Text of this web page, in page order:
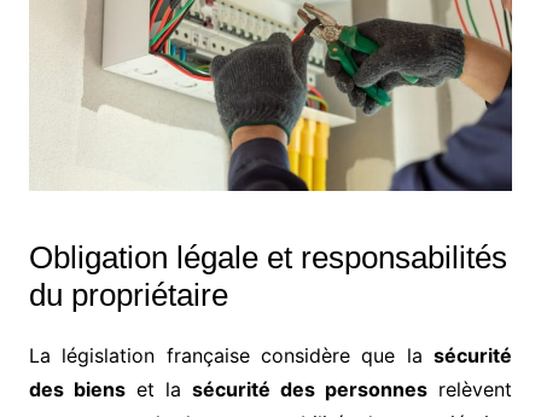
Obligation légale et responsabilités
du propriétaire
La législation française considère que lasécurité
des bienset lasécurité des personnes relèvent